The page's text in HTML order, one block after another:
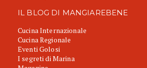
IL BLOG DI MANGIAREBENE
Cucina Internazionale
Cucina Regionale
Eventi Golosi
I segreti di Marina